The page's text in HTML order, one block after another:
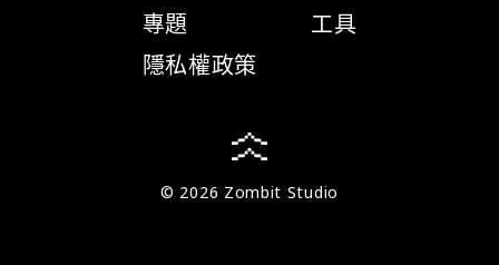
專題
隱私權政策
工具
© 2026 Zombit Studio